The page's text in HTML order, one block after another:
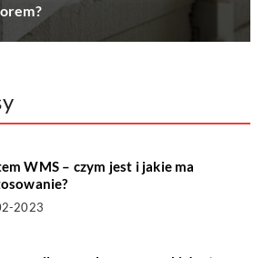
WMS – czym jest i jakie ma
2023